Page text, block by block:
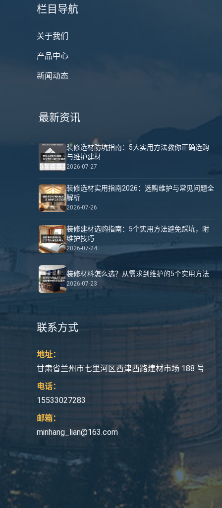
栏目导航
关于我们
产品中心
新闻动态
最新资讯
装修选材防坑指南：5大实用方法教你正确选购
与维护建材
2026-07-27
装修选材实用指南2026：选购维护与常见问题全
解析
2026-07-26
装修建材选购指南：5个实用方法避免踩坑，附
维护技巧
2026-07-24
装修材料怎么选？从需求到维护的5个实用方法
2026-07-23
联系方式
地址：
甘肃省兰州市七里河区西津西路建材市场 188 号
电话：
15533027283
邮箱：
minhang_lian@163.com